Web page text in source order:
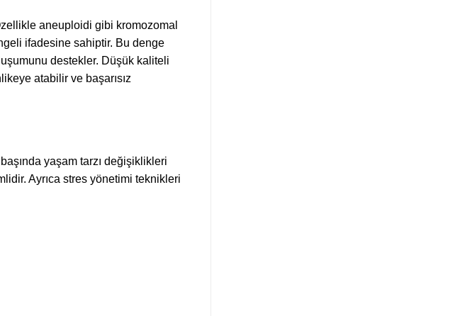
aneuploidi gibi kromozomal
ifadesine sahiptir. Bu denge
destekler. Düşük kaliteli
atabilir ve başarısız
yaşam tarzı değişiklikleri
Ayrıca stres yönetimi teknikleri